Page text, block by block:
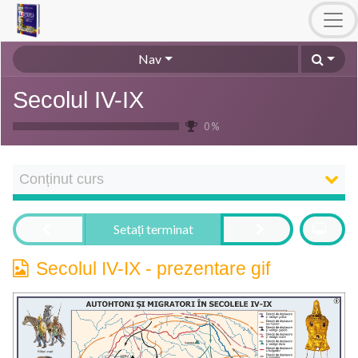
Nav
Secolul IV-IX
0 %
Conținut curs
Secolul IV-IX - prezentare gif
Setați terminat